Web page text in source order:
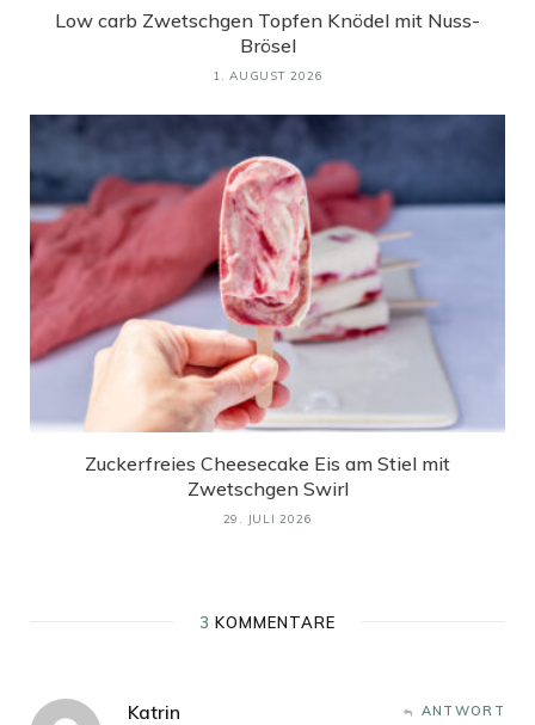
Low carb Zwetschgen Topfen Knödel mit Nuss-
Brösel
1. AUGUST 2026
Zuckerfreies Cheesecake Eis am Stiel mit
Zwetschgen Swirl
29. JULI 2026
3 KOMMENTARE
Katrin ANTWORT